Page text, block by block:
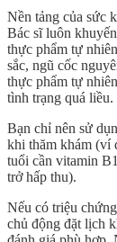
Nền tảng của sức
Bác sĩ luôn
thực phẩm tự
sắc, ngũ cốc
thực phẩm tự
tình trạng quá liều.
Bạn chỉ nên sử
khi thăm khám (ví
tuổi cần vitamin
trở hấp thu).
Nếu có triệu
chủ động đặt lịch